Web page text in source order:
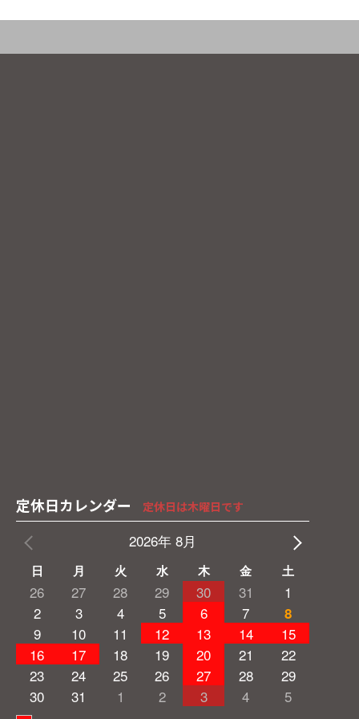
定休日カレンダー 定休日は木曜日です
2026年 8月
日 月 火 水 木 金 土
26 27 28 29 30 31
1
2
3 4 5 6 7 8
9 10 11 12 13 14
15
16
17 18 19 20 21
22
23
24 25 26 27 28
29
30
31 1 2 3 4 5